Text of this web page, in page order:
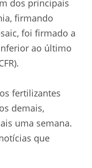
dos principais
firmando
foi firmado a
ao último
fertilizantes
demais,
uma semana.
que